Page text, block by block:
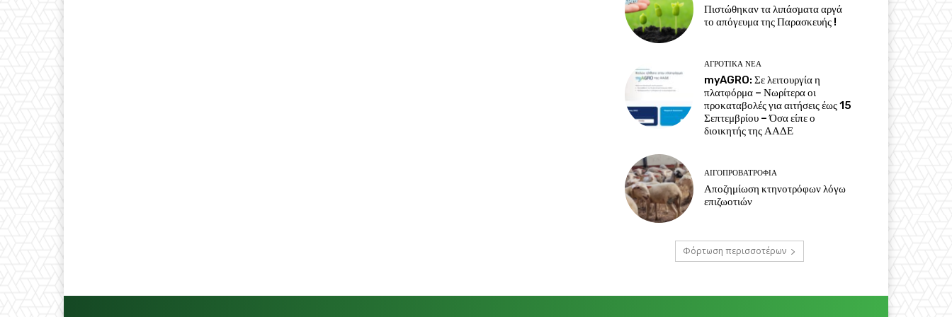
Πιστώθηκαν τα λιπάσματα αργά
το απόγευμα της Παρασκευής !
ΑΓΡΟΤΙΚΆ ΝΈΑ
myAGRO: Σε λειτουργία η
πλατφόρμα – Νωρίτερα οι
προκαταβολές για αιτήσεις έως 15
Σεπτεμβρίου – Όσα είπε ο
διοικητής της ΑΑΔΕ
ΑΙΓΟΠΡΟΒΑΤΡΟΦΊΑ
Αποζημίωση κτηνοτρόφων λόγω
επιζωοτιών
Φόρτωση περισσοτέρων